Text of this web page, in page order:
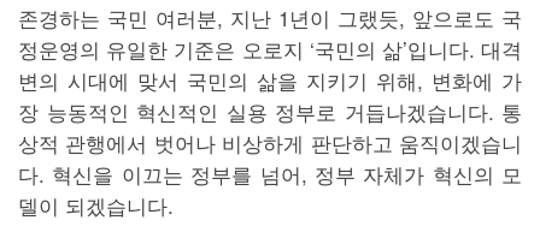
존경하는 국민 여러분, 지난 1년이 그랬듯, 앞으로도 국
정운영의 유일한 기준은 오로지 ‘국민의 삶’입니다. 대격
변의 시대에 맞서 국민의 삶을 지키기 위해, 변화에 가
장 능동적인 혁신적인 실용 정부로 거듭나겠습니다. 통
상적 관행에서 벗어나 비상하게 판단하고 움직이겠습니
다. 혁신을 이끄는 정부를 넘어, 정부 자체가 혁신의 모
델이 되겠습니다.